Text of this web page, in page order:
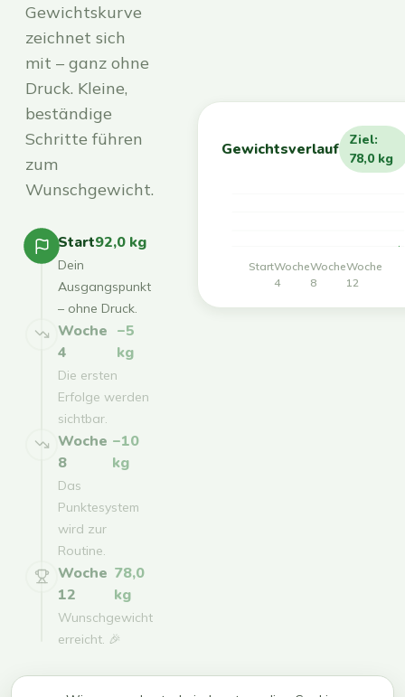
Gewichtskurve
zeichnet sich
mit – ganz ohne
Druck. Kleine,
beständige
Schritte führen
zum
Wunschgewicht.
Start92,0 kg
Dein
Ausgangspunkt
– ohne Druck.
Woche
4
−5
kg
Die ersten
Erfolge werden
sichtbar.
Woche
8
−10
kg
Das
Punktesystem
wird zur
Routine.
Woche
12
78,0
kg
Wunschgewicht
erreicht. 🎉
Gewichtsverlauf
Ziel:
78,0 kg
StartWoche
4
Woche
8
Woche
12